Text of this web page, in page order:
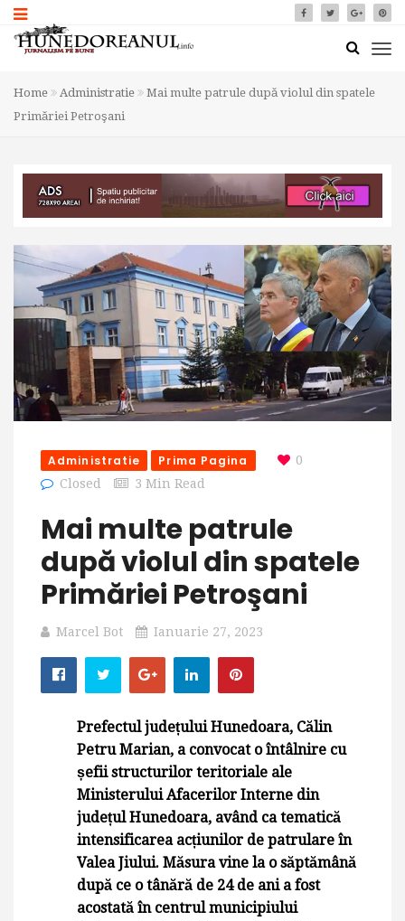
Home Administratie
Mai multe patrule după violul din spatele
Primăriei Petroşani
Administratie Prima Pagina
0
Closed
3 Min Read
Mai multe patrule
după violul din spatele
Primăriei Petroşani
Marcel Bot Ianuarie 27, 2023
Prefectul județului Hunedoara, Călin
Petru Marian, a convocat o întâlnire cu
șefii structurilor teritoriale ale
Ministerului Afacerilor Interne din
județul Hunedoara, având ca tematică
intensificarea acțiunilor de patrulare în
Valea Jiului. Măsura vine la o săptămână
după ce o tânără de 24 de ani a fost
acostată în centrul municipiului